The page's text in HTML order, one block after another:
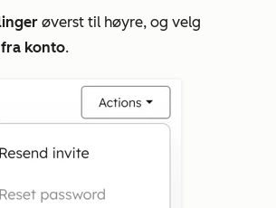
øverst til høyre, og velg
konto.